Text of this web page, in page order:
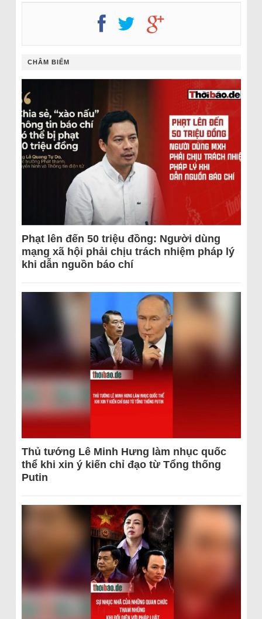
CHÂM BIẾM
Phạt lên đến 50 triệu đồng: Người dùng
mạng xã hội phải chịu trách nhiệm pháp lý
khi dẫn nguồn báo chí
Thủ tướng Lê Minh Hưng làm nhục quốc
thể khi xin ý kiến chỉ đạo từ Tổng thống
Putin